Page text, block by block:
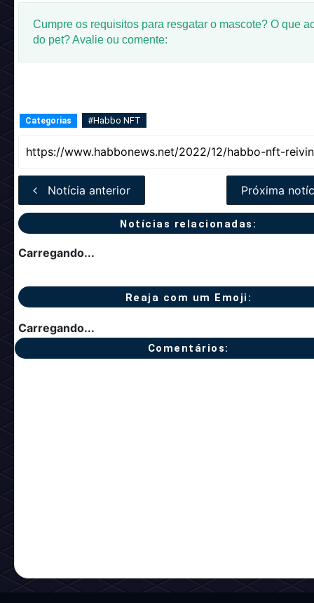
Cumpre os requisitos para resgatar o mascote? O que
do pet? Avalie ou comente:
Categorias #Habbo NFT
Notícia anterior Próxima
Notícias relacionadas:
Carregando...
Reaja com um Emoji:
Carregando...
Comentários: